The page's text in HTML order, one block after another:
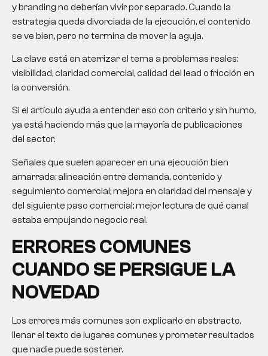
y branding no deberían vivir por separado. Cuando la
estrategia queda divorciada de la ejecución, el contenido
se ve bien, pero no termina de mover la aguja.
La clave está en aterrizar el tema a problemas reales:
visibilidad, claridad comercial, calidad del lead o fricción en
la conversión.
Si el artículo ayuda a entender eso con criterio y sin humo,
ya está haciendo más que la mayoría de publicaciones
del sector.
Señales que suelen aparecer en una ejecución bien
amarrada: alineación entre demanda, contenido y
seguimiento comercial; mejora en claridad del mensaje y
del siguiente paso comercial; mejor lectura de qué canal
estaba empujando negocio real.
ERRORES COMUNES
CUANDO SE PERSIGUE LA
NOVEDAD
Los errores más comunes son explicarlo en abstracto,
llenar el texto de lugares comunes y prometer resultados
que nadie puede sostener.